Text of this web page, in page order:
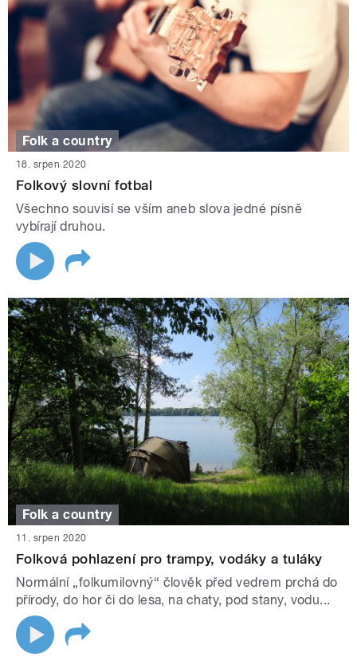
Folk a country
18. srpen 2020
Folkový slovní fotbal
Všechno souvisí se vším aneb slova jedné písně
vybírají druhou.
Folk a country
11. srpen 2020
Folková pohlazení pro trampy, vodáky a tuláky
Normální „folkumilovný“ člověk před vedrem prchá do
přírody, do hor či do lesa, na chaty, pod stany, vodu...